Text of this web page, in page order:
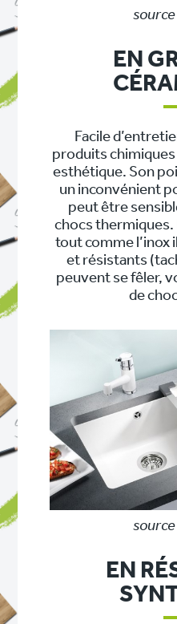
source
EN
Facile
produits
esthétique. Son
un inconvénient
peut être
chocs thermiques.
tout comme l’inox
et résistants
peuvent se fêler,
de
source
EN